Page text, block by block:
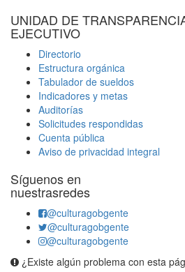
UNIDAD DE
EJECUTIVO
Directorio
Estructura orgánica
Tabulador de sueldos
Indicadores y metas
Auditorías
Solicitudes respondidas
Cuenta pública
Aviso de privacidad integral
Síguenos en
nuestrasredes
@culturagobgente
@culturagobgente
@culturagobgente
¿Existe algún problema con esta